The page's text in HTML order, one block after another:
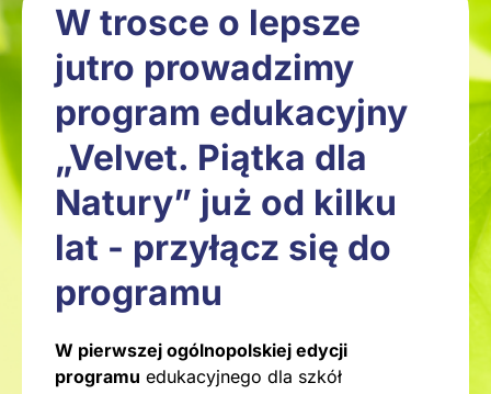
W trosce o lepsze
jutro prowadzimy
program edukacyjny
„Velvet. Piątka dla
Natury” już od kilku
lat - przyłącz się do
programu
W pierwszej ogólnopolskiej edycji
programu edukacyjnego dla szkół